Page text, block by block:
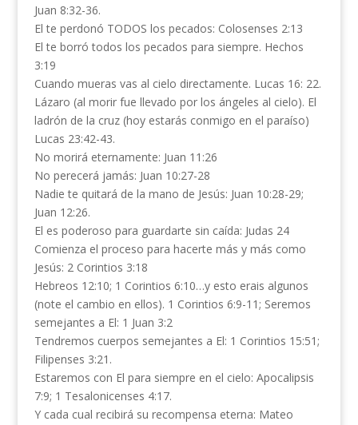
Juan 8:32-36.
El te perdonó TODOS los pecados: Colosenses 2:13
El te borró todos los pecados para siempre. Hechos
3:19
Cuando mueras vas al cielo directamente. Lucas 16: 22.
Lázaro (al morir fue llevado por los ángeles al cielo). El
ladrón de la cruz (hoy estarás conmigo en el paraíso)
Lucas 23:42-43.
No morirá eternamente: Juan 11:26
No perecerá jamás: Juan 10:27-28
Nadie te quitará de la mano de Jesús: Juan 10:28-29;
Juan 12:26.
El es poderoso para guardarte sin caída: Judas 24
Comienza el proceso para hacerte más y más como
Jesús: 2 Corintios 3:18
Hebreos 12:10; 1 Corintios 6:10…y esto erais algunos
(note el cambio en ellos). 1 Corintios 6:9-11; Seremos
semejantes a El: 1 Juan 3:2
Tendremos cuerpos semejantes a El: 1 Corintios 15:51;
Filipenses 3:21.
Estaremos con El para siempre en el cielo: Apocalipsis
7:9; 1 Tesalonicenses 4:17.
Y cada cual recibirá su recompensa eterna: Mateo